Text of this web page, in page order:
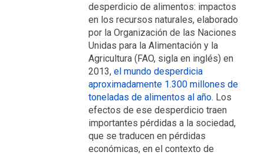
desperdicio de alimentos: impactos
en los recursos naturales, elaborado
por la Organización de las Naciones
Unidas para la Alimentación y la
Agricultura (FAO, sigla en inglés) en
2013,el mundo desperdicia
aproximadamente 1.300 millones de
toneladas de alimentos al año. Los
efectos de ese desperdicio traen
importantes pérdidas a la sociedad,
que se traducen en pérdidas
económicas, en el contexto de